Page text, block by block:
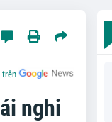
nghi
trên